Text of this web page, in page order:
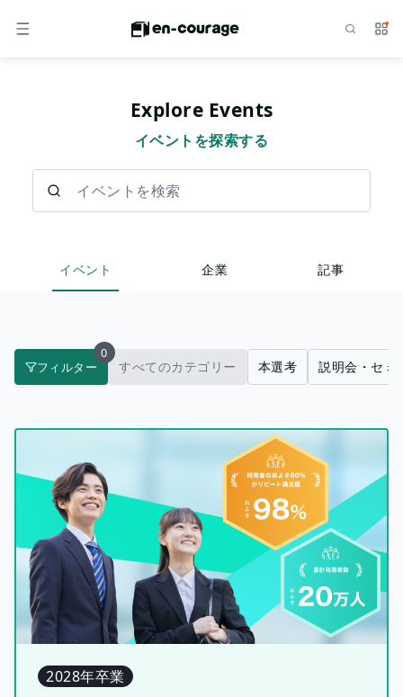
メニュー サ
Explore Events
イベントを探索する
イベント 企業 記事
フィルター
0
すべてのカテゴリー 本選考 説明会・セミ
2028年卒業